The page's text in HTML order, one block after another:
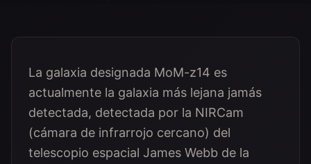
La galaxia designada MoM-z14 es
actualmente la galaxia más lejana jamás
detectada, detectada por la NIRCam
(cámara de infrarrojo cercano) del
telescopio espacial James Webb de la